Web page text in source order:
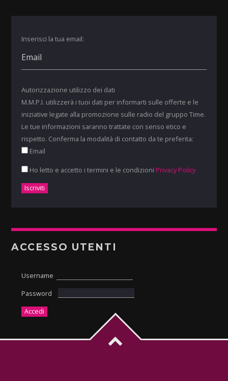
Inserisci la tua email:
Autorizzazione utilizzo dei dati
M.M.P.I. utilizzerà i tuoi dati per informarti sulle offerte e le
iniziative legate alla promozione sulle radio del gruppo Time.
Le tue informazioni saranno trattate con senso etico e
rispetto. Conferma la modalità di contatto da te preferita:
Email
Ho letto e accetto i termini e le condizioni Privacy Policy
ACCESSO UTENTI
Username
Password